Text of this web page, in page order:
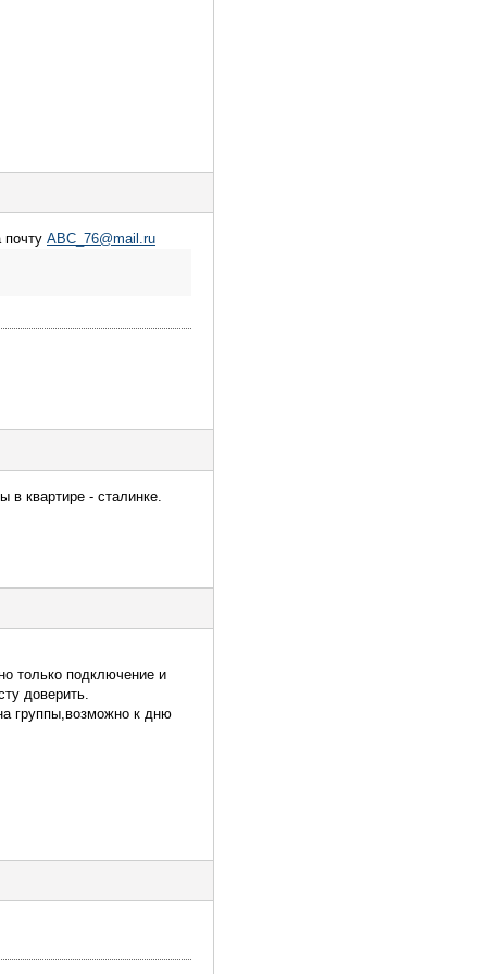
почту ABC_76@mail.ru
в квартире - сталинке.
только подключение и
доверить.
группы,возможно к дню